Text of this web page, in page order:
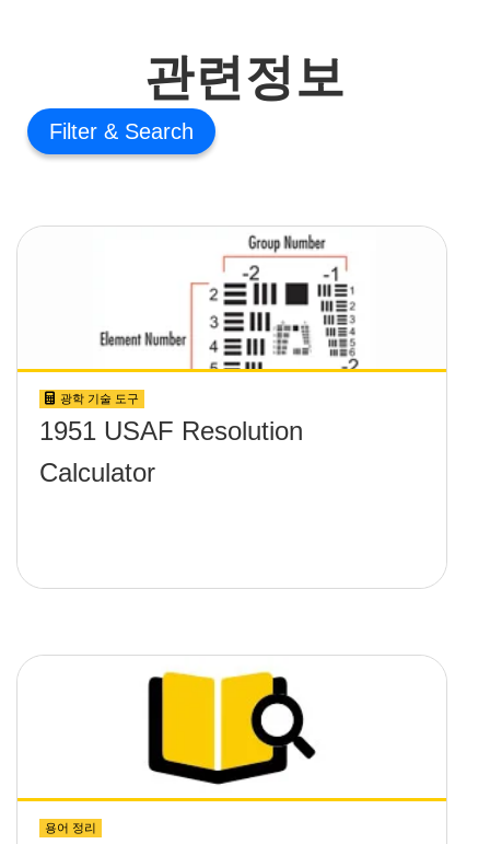
관련정보
Filter
광학 기술 도구
1951 USAF Resolution
Calculator
용어 정리